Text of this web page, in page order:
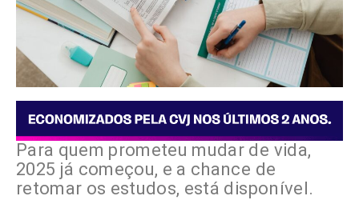
Para quem prometeu mudar de vida,
2025 já começou, e a chance de
retomar os estudos, está disponível.